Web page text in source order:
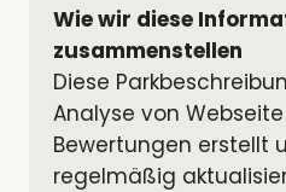
Wie wir diese
zusammenstellen
Diese
Analyse von
Bewertungen erstellt
regelmäßig